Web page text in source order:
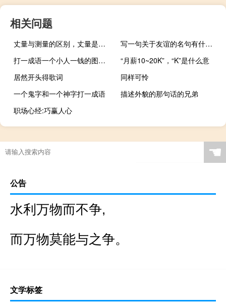
相关问题
丈量与测量的区别，丈量是什么意思
写一句关于友谊的名句有什么急用!
打一成语一个小人一钱的图片这个石头一
“月薪10~20K”，“K”是什么意
居然开头得歌词
同样可怜
一个鬼字和一个神字打一成语
描述外貌的那句话的兄弟
职场心经:巧赢人心
☚
公告
水利万物而不争,
而万物莫能与之争。
文学标签